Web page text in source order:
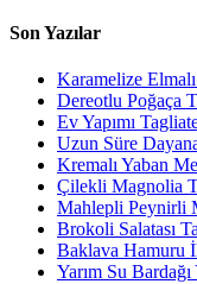
Son Yazılar
Karamelize
Dereotlu Poğaça
Ev Yapımı
Uzun Süre
Kremalı Yaban
Çilekli Magnolia
Mahlepli Peynirli
Brokoli Salatası
Baklava Hamuru
Yarım Su